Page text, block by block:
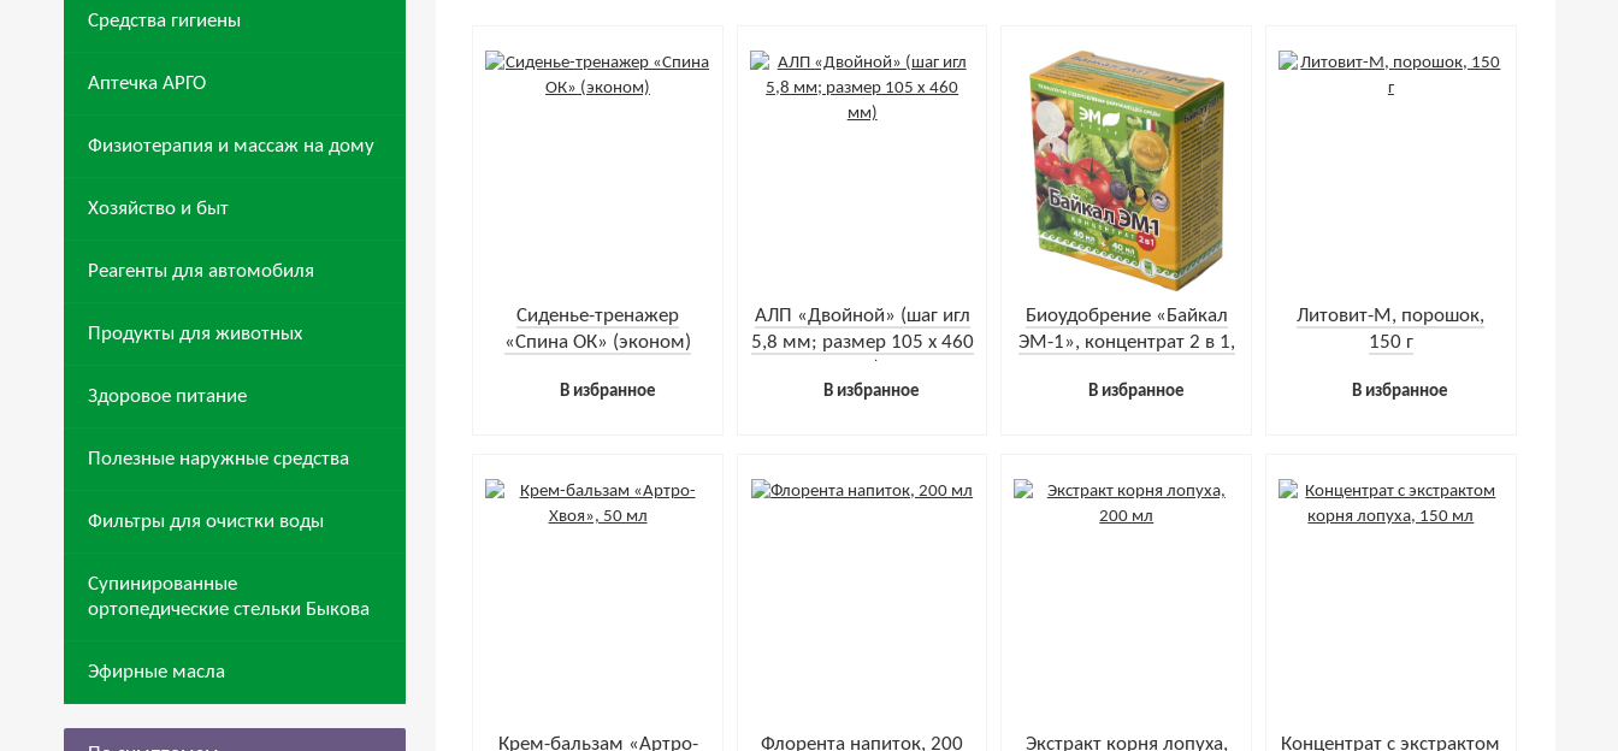
Средства гигиены
Аптечка АРГО
Физиотерапия и массаж на дому
Хозяйство и быт
Реагенты для автомобиля
Продукты для животных
Здоровое питание
Полезные наружные средства
Фильтры для очистки воды
Супинированные
ортопедические стельки Быкова
Эфирные масла
Cиденье-тренажер
«Спина ОК» (эконом)
В избранное
АЛП «Двойной» (шаг игл
5,8 мм; размер 105 х 460
В избранное
Биоудобрение «Байкал
ЭМ-1», концентрат 2 в 1,
В избранное
Литовит-М, порошок,
150 г
В избранное
Крем-бальзам «Артро-
Флорента напиток, 200
Экстракт корня лопуха,
Концентрат с экстрактом